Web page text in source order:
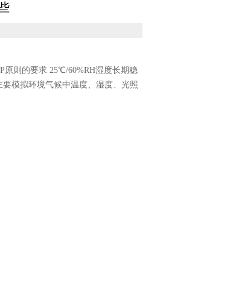
原则的要求 25℃/60%RH湿度长期稳
模拟环境气候中温度、湿度、光照